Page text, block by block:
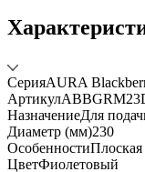
СерияAURA
Артикул
НазначениеДля
Диаметр (мм)230
ОсобенностиПлоская
ЦветФиолетовый